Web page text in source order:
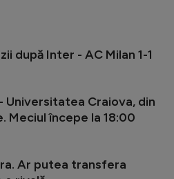
după Inter - AC Milan 1-1
Universitatea Craiova, din
Meciul începe la 18:00
Ar putea transfera